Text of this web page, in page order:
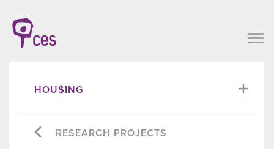
HOU$ING
RESEARCH PROJECTS